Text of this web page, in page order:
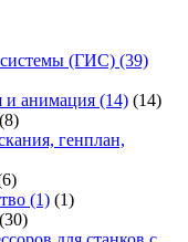
(ГИС) (39)
и анимация (14) (14)
(8)
генплан,
(1) (1)
(30)